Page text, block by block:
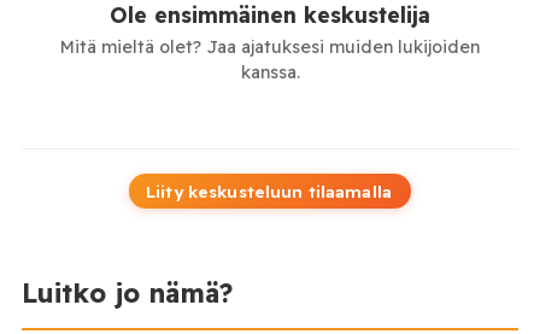
Ole ensimmäinen keskustelija
Mitä mieltä olet? Jaa ajatuksesi muiden lukijoiden
kanssa.
Liity keskusteluun tilaamalla
Luitko jo nämä?